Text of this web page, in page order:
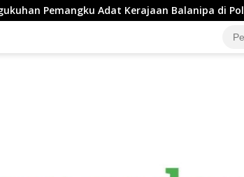
Adat Kerajaan Balanipa di Polewali Mandar